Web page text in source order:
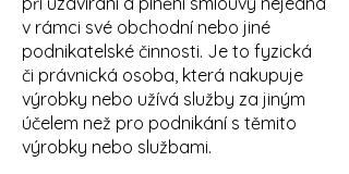
v rámci své obchodní nebo jiné
podnikatelské činnosti. Je to fyzická
či právnická osoba, která nakupuje
výrobky nebo užívá služby za jiným
účelem než pro podnikání s těmito
výrobky nebo službami.